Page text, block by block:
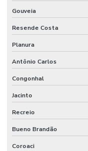
Gouveia
Resende Costa
Planura
Antônio Carlos
Congonhal
Jacinto
Recreio
Bueno Brandão
Coroaci